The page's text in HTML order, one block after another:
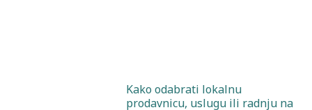
Kako odabrati lokalnu
prodavnicu, uslugu ili radnju na